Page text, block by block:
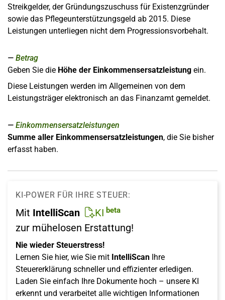
Streikgelder, der Gründungszuschuss für Existenzgründer
sowie das Pflegeunterstützungsgeld ab 2015. Diese
Leistungen unterliegen nicht dem Progressionsvorbehalt.
Betrag
Geben Sie die Höhe der Einkommensersatzleistung ein.
Diese Leistungen werden im Allgemeinen von dem
Leistungsträger elektronisch an das Finanzamt gemeldet.
Einkommensersatzleistungen
Summe aller Einkommensersatzleistungen, die Sie bisher
erfasst haben.
KI-POWER FÜR IHRE STEUER:
Mit IntelliScan KI beta
zur mühelosen Erstattung!
Nie wieder Steuerstress!
Lernen Sie hier, wie Sie mit IntelliScan Ihre
Steuererklärung schneller und effizienter erledigen.
Laden Sie einfach Ihre Dokumente hoch – unsere KI
erkennt und verarbeitet alle wichtigen Informationen